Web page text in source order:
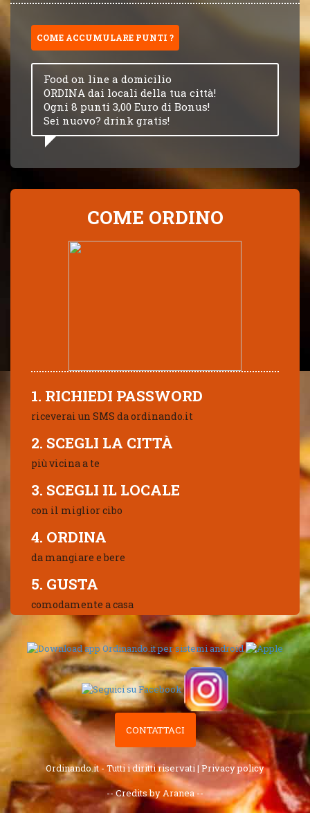
COME ACCUMULARE PUNTI ?
Food on line a domicilio
ORDINA dai locali della tua città!
Ogni 8 punti 3,00 Euro di Bonus!
Sei nuovo? drink gratis!
COME ORDINO
1. RICHIEDI PASSWORD
riceverai un SMS da ordinando.it
2. SCEGLI LA CITTÀ
più vicina a te
3. SCEGLI IL LOCALE
con il miglior cibo
4. ORDINA
da mangiare e bere
5. GUSTA
comodamente a casa
CONTATTACI
Ordinando.it - Tutti i diritti riservati | Privacy policy
-- Credits by Aranea --